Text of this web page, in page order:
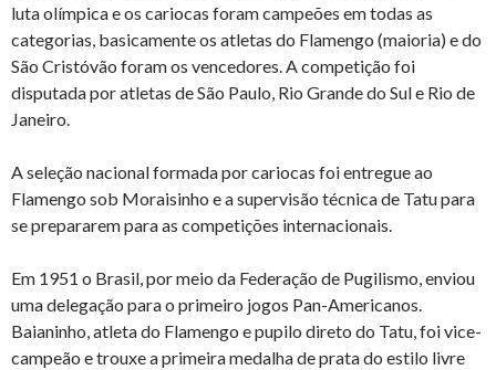
luta olímpica e os cariocas foram campeões em todas as
categorias, basicamente os atletas do Flamengo (maioria) e do
São Cristóvão foram os vencedores. A competição foi
disputada por atletas de São Paulo, Rio Grande do Sul e Rio de
Janeiro.
A seleção nacional formada por cariocas foi entregue ao
Flamengo sob Moraisinho e a supervisão técnica de Tatu para
se prepararem para as competições internacionais.
Em 1951 o Brasil, por meio da Federação de Pugilismo, enviou
uma delegação para o primeiro jogos Pan-Americanos.
Baianinho, atleta do Flamengo e pupilo direto do Tatu, foi vice-
campeão e trouxe a primeira medalha de prata do estilo livre